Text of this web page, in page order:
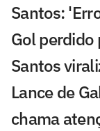
Santos:
Gol perdido
Santos
Lance de
chama